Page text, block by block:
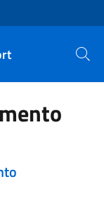
Cerca